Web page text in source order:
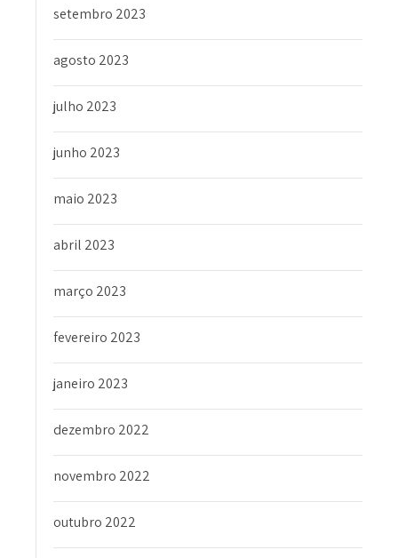
setembro 2023
agosto 2023
julho 2023
junho 2023
maio 2023
abril 2023
março 2023
fevereiro 2023
janeiro 2023
dezembro 2022
novembro 2022
outubro 2022